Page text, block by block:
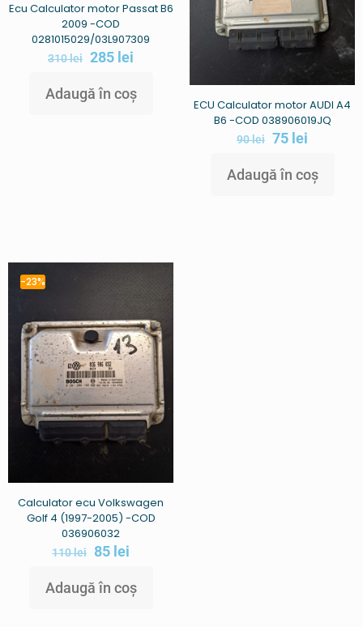
Ecu Calculator motor Passat B6
2009 -COD
0281015029/03L907309
310lei 285 lei
Adaugă în coș
ECU Calculator motor AUDI A4
B6 -COD 038906019JQ
90lei 75 lei
Adaugă în coș
-23%
Calculator ecu Volkswagen
Golf 4 (1997-2005) -COD
036906032
110lei 85 lei
Adaugă în coș